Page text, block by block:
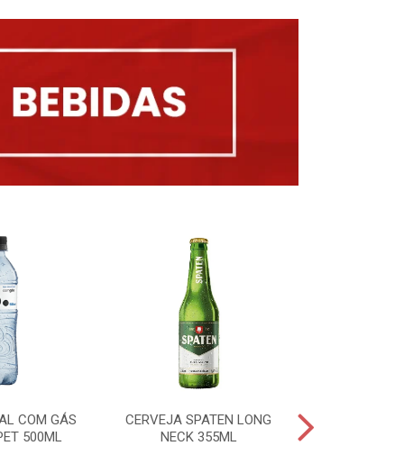
COM GÁS
500ML
CERVEJA SPATEN LONG
NECK 355ML